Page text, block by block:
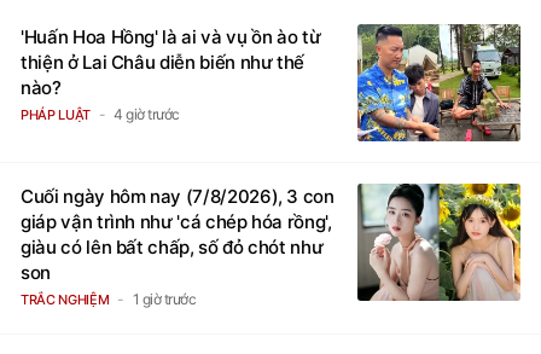
'Huấn Hoa Hồng' là ai và vụ ồn ào từ
thiện ở Lai Châu diễn biến như thế
nào?
PHÁP LUẬT 4 giờ trước
Cuối ngày hôm nay (7/8/2026), 3 con
giáp vận trình như 'cá chép hóa rồng',
giàu có lên bất chấp, số đỏ chót như
son
TRẮC NGHIỆM 1 giờ trước